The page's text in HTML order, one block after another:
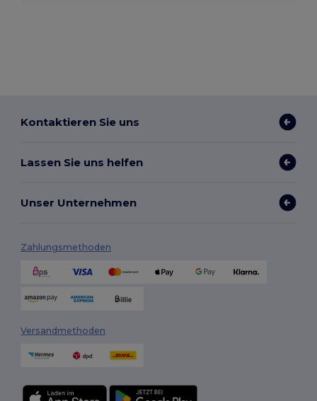
Kontaktieren Sie uns
Lassen Sie uns helfen
Unser Unternehmen
Zahlungsmethoden
Versandmethoden